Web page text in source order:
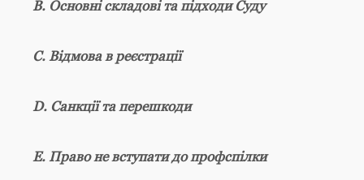
B. Основні складові та підходи Суду
C. Відмова в реєстрації
D. Санкції та перешкоди
E. Право не вступати до профспілки